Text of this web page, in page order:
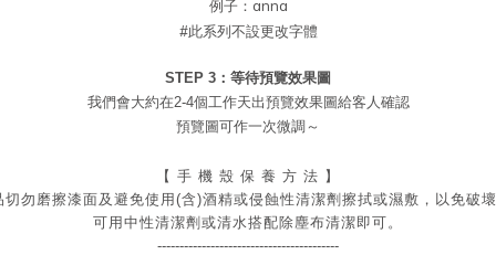
例子：anna
#此系列不設更改字體
STEP 3：等待預覽效果圖
我們會大約在2-4個工作天出預覽效果圖給客人確認
預覽圖可作一次微調～
【 手 機 殼 保 養 方 法 】
勿磨擦漆面及 避免使用(含)酒精或侵蝕性清潔劑擦拭或濕敷，以免破壞
可用中性清潔劑或清水搭配除塵布清潔即可。
-----------------------------------------